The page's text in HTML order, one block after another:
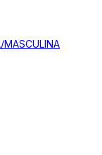
MASCULINA